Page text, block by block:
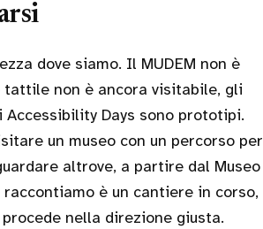
dove siamo. Il MUDEM non è
non è ancora visitabile, gli
Days sono prototipi.
un museo con un percorso per
altrove, a partire dal Museo
raccontiamo è un cantiere in corso,
nella direzione giusta.